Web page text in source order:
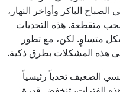
الباكر وأواخر النهار،
متقطعة. هذه التحديات
متساوٍ. لكن، مع تطور
على هذه المشكلات بطرق ذكية.
الضعيف تحدياً رئيسياً